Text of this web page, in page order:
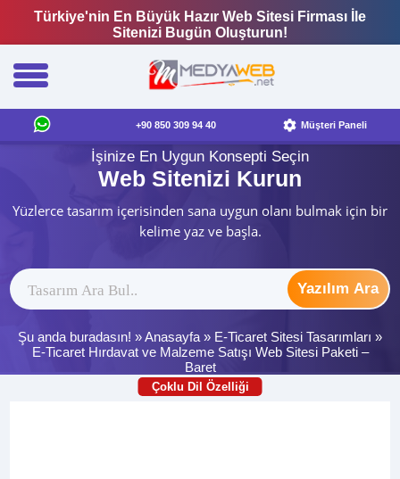
Türkiye'nin En Büyük Hazır Web Sitesi Firması İle
Sitenizi Bugün Oluşturun!
+90 850 309 94 40 Müşteri Paneli
İşinize En Uygun Konsepti Seçin
Web Sitenizi Kurun
Yüzlerce tasarım içerisinden sana uygun olanı bulmak için bir
kelime yaz ve başla.
Yazılım Ara
Şu anda buradasın! »Anasayfa » E-Ticaret Sitesi Tasarımları »
E-Ticaret Hırdavat ve Malzeme Satışı Web Sitesi Paketi –
Baret
Çoklu Dil Özelliği